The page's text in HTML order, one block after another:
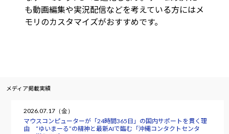
も動画編集や実況配信などを考えている方にはメ
モリのカスタマイズがおすすめです。
メディア掲載実績
2026.07.17（金）
マウスコンピューターが「24時間365日」の国内サポートを貫く理
由 “ゆいまーる”の精神と最新AIで臨む「沖縄コンタクトセンタ